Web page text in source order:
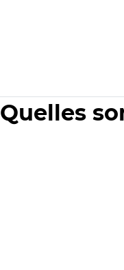
Quelles